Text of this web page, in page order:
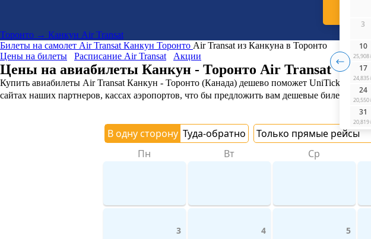
3
10
25,908
17
24,835
24
20,550
31
20,819
Торонто → Канкун Air Transat
Билеты на самолет Air Transat Канкун Торонто Air Transat из Канкуна в Торонто
Цены на билеты
Расписание Air Transat Акции
Цены на авиабилеты Канкун - Торонто Air Transat
Купить авиабилеты Air Transat Канкун - Торонто (Канада) дешево поможет UniTicket.ru.
сайтах наших партнеров, кассах аэропортов, что бы предложить вам дешевые билеты от
В одну сторону Туда-обратно Только прямые рейсы
Пн Вт Ср
3 4 5